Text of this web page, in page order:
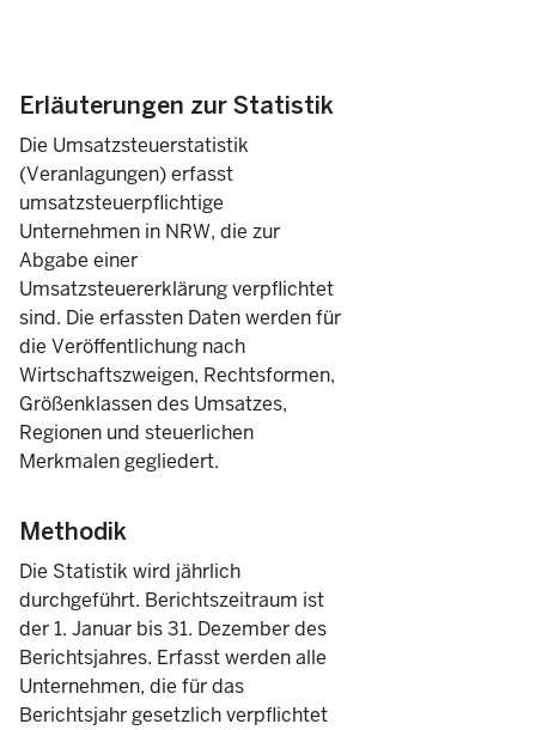
Erläuterungen zur Statistik
Die Umsatzsteuerstatistik
(Veranlagungen) erfasst
umsatzsteuerpflichtige
Unternehmen in NRW, die zur
Abgabe einer
Umsatzsteuererklärung verpflichtet
sind. Die erfassten Daten werden für
die Veröffentlichung nach
Wirtschaftszweigen, Rechtsformen,
Größenklassen des Umsatzes,
Regionen und steuerlichen
Merkmalen gegliedert.
Methodik
Die Statistik wird jährlich
durchgeführt. Berichtszeitraum ist
der 1. Januar bis 31. Dezember des
Berichtsjahres. Erfasst werden alle
Unternehmen, die für das
Berichtsjahr gesetzlich verpflichtet